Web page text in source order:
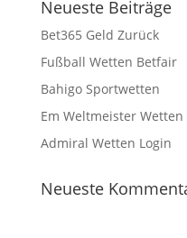
Neueste Beiträge
Bet365 Geld Zurück
Fußball Wetten Betfair
Bahigo Sportwetten
Em Weltmeister Wetten
Admiral Wetten Login
Neueste